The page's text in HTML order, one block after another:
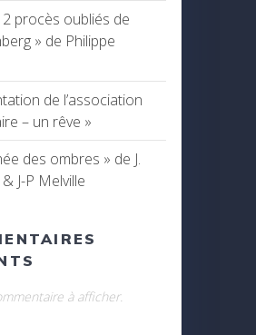
procès oubliés de
» de Philippe
de l’association
– un rêve »
des ombres » de J.
J-P Melville
à afficher.